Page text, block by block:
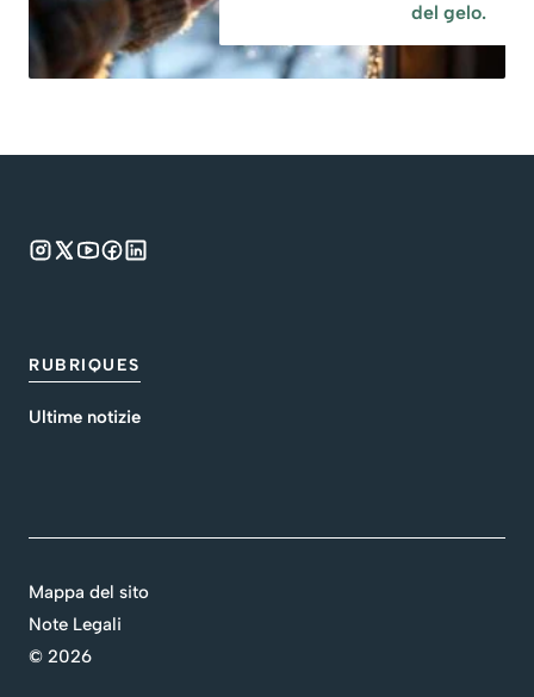
del gelo.
RUBRIQUES
Ultime notizie
© 2026
Mappa del sito
Note Legali